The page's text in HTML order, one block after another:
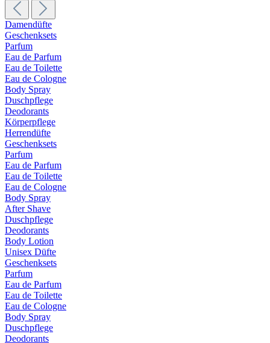
Damendüfte
Geschenksets
Parfum
Eau de Parfum
Eau de Toilette
Eau de Cologne
Body Spray
Duschpflege
Deodorants
Körperpflege
Herrendüfte
Geschenksets
Parfum
Eau de Parfum
Eau de Toilette
Eau de Cologne
Body Spray
After Shave
Duschpflege
Deodorants
Body Lotion
Unisex Düfte
Geschenksets
Parfum
Eau de Parfum
Eau de Toilette
Eau de Cologne
Body Spray
Duschpflege
Deodorants